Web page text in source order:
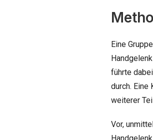
Eine
führte
durch. Eine
weiterer
Vor,